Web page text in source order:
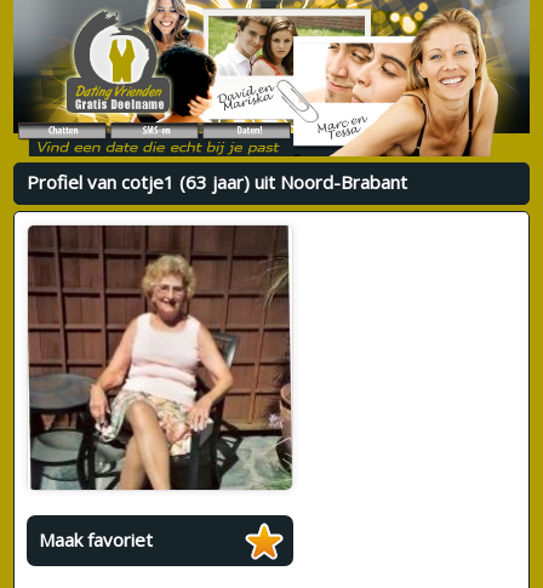
Profiel van cotje1 (63 jaar) uit Noord-Brabant
Maak favoriet